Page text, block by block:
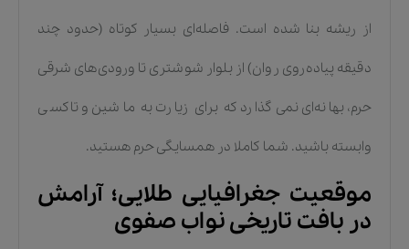
از ریشه بنا شده است. فاصله‌ای بسیار کوتاه (حدود چند
دقیقه پیاده‌روی روان) از بلوار شوشتری تا ورودی‌های شرقی
حرم، بهانه‌ای نمی‌گذارد که برای زیارت به ماشین و تاکسی
وابسته باشید. شما کاملا در همسایگی حرم هستید.
موقعیت جغرافیایی طلایی؛ آرامش
در بافت تاریخی نواب صفوی